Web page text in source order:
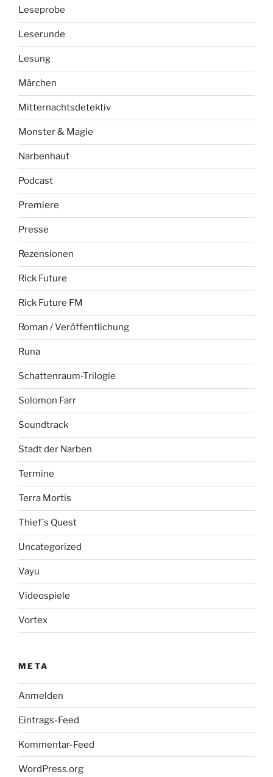
Leseprobe
Leserunde
Lesung
Märchen
Mitternachtsdetektiv
Monster & Magie
Narbenhaut
Podcast
Premiere
Presse
Rezensionen
Rick Future
Rick Future FM
Roman / Veröffentlichung
Runa
Schattenraum-Trilogie
Solomon Farr
Soundtrack
Stadt der Narben
Termine
Terra Mortis
Thief´s Quest
Uncategorized
Vayu
Videospiele
Vortex
META
Anmelden
Eintrags-Feed
Kommentar-Feed
WordPress.org